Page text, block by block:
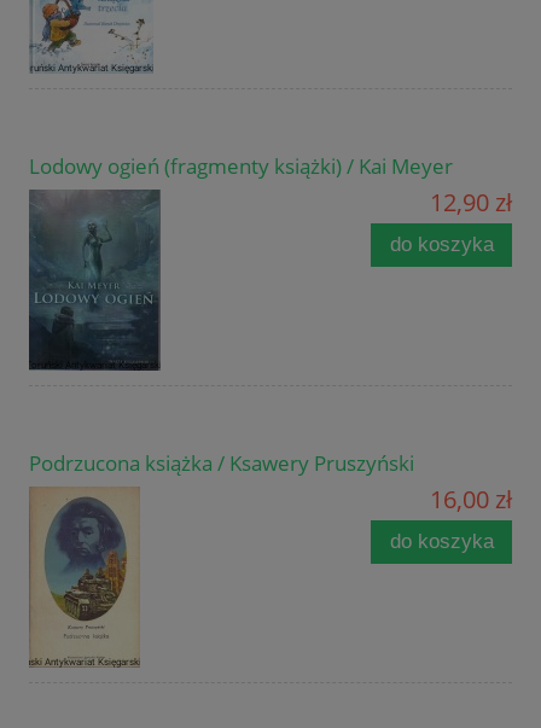
Lodowy ogień (fragmenty książki) / Kai Meyer
12,90 zł
do koszyka
Podrzucona książka / Ksawery Pruszyński
16,00 zł
do koszyka